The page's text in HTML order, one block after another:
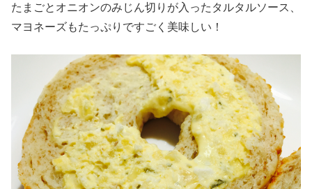
たまごとオニオンのみじん切りが入ったタルタルソース、
マヨネーズもたっぷりですごく美味しい！